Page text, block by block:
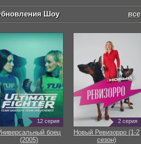
Шоу все
12 серия
боец
(2005)
2 серия
Новый Ревизорро (1-2
сезон)